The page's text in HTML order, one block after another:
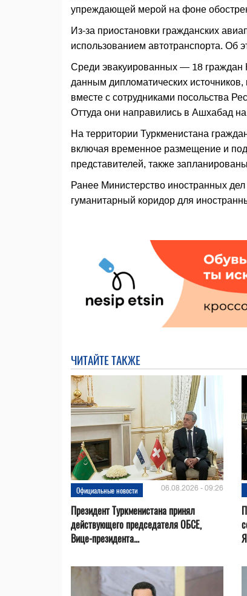
упреждающей мерой на фоне
Из-за приостановки гражданских
использованием автотранспорта.
Среди эвакуированных — 18 граждан
данным дипломатических
вместе с сотрудниками посольства
Оттуда они направились в Ашхабад
На территории Туркменистана
включая временное размещение и
представителей, также
Ранее Министерство иностранных
гуманитарный коридор для
ЧИТАЙТЕ ТАКЖЕ
Официальные новости 06.08.2026 - 09:26
Президент Туркменистана принял
действующего председателя ОБСЕ,
Вице-президента...